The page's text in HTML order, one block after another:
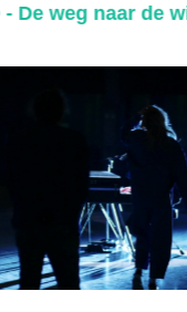
Songfestival 2020